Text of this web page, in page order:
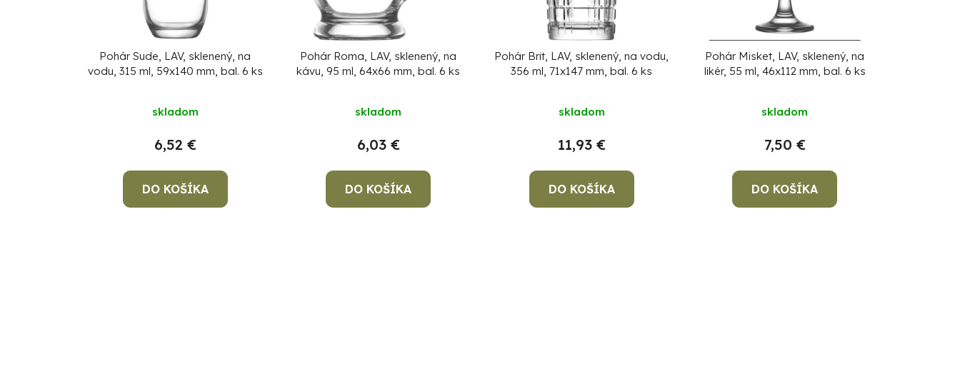
Pohár Sude, LAV, sklenený, na
vodu, 315 ml, 59x140 mm, bal. 6 ks
skladom
6,52 €
DO KOŠÍKA
Pohár Roma, LAV, sklenený, na
kávu, 95 ml, 64x66 mm, bal. 6 ks
skladom
6,03 €
DO KOŠÍKA
Pohár Brit, LAV, sklenený, na vodu,
356 ml, 71x147 mm, bal. 6 ks
skladom
11,93 €
DO KOŠÍKA
Pohár Misket, LAV, sklenený, na
likér, 55 ml, 46x112 mm, bal. 6 ks
skladom
7,50 €
DO KOŠÍKA